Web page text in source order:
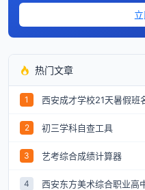
热门文章
1 西安成才学校21天暑假班
2 初三学科自查工具
3 艺考综合成绩计算器
4 西安东方美术综合职业高